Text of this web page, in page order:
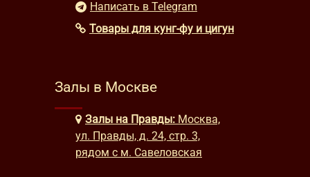
Написать в Telegram
Товары для кунг-фу и цигун
Залы в Москве
Залы на Правды: Москва,
ул. Правды, д. 24, стр. 3,
рядом с м. Савеловская